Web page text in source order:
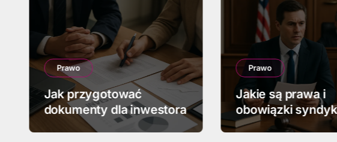
Prawo
Jak przygotować
dokumenty dla inwestora
Prawo
Jakie są prawa i
obowiązki
upadłości